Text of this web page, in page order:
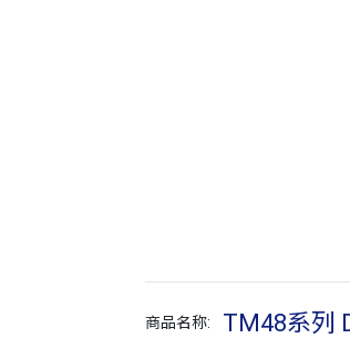
商品名称: TM48系列